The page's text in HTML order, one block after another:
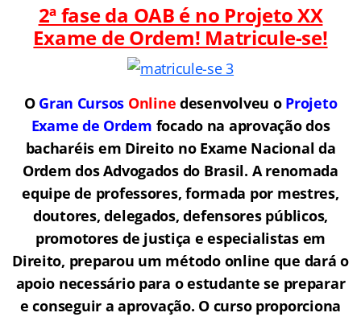
2ª fase da OAB é no Projeto XX
Exame de Ordem! Matricule-se!
O Gran Cursos Online desenvolveu o Projeto
Exame de Ordem focado na aprovação dos
bacharéis em Direito no Exame Nacional da
Ordem dos Advogados do Brasil. A renomada
equipe de professores, formada por mestres,
doutores, delegados, defensores públicos,
promotores de justiça e especialistas em
Direito, preparou um método online que dará o
apoio necessário para o estudante se preparar
e conseguir a aprovação. O curso proporciona